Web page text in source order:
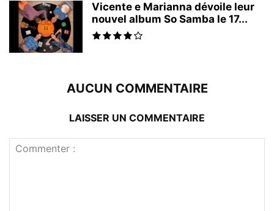
Vicente e Marianna dévoile leur
nouvel album So Samba le 17...
AUCUN COMMENTAIRE
LAISSER UN COMMENTAIRE